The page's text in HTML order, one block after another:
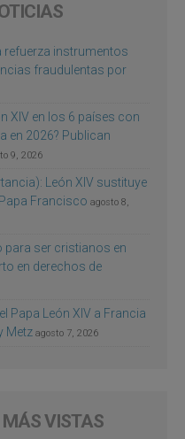
refuerza instrumentos
fraudulentas por
XIV en los 6 países con
en 2026? Publican
9, 2026
León XIV sustituye
Francisco agosto 8,
para ser cristianos en
en derechos de
Papa León XIV a Francia
Metz agosto 7, 2026
MÁS VISTAS